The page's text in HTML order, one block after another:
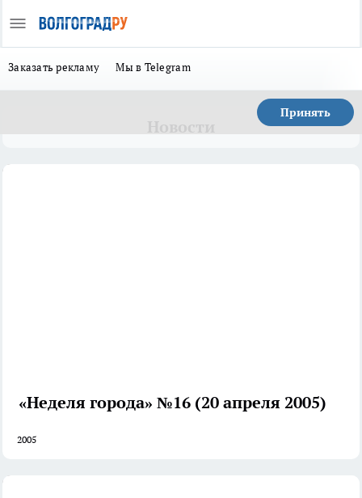
Заказать рекламу Мы в Telegram
Принять
«Неделя города» №16 (20 апреля 2005)
2005